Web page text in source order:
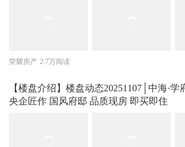
荣耀房产 2.7万阅读
【楼盘介绍】楼盘动态20251107│中海·学
央企匠作 国风府邸 品质现房 即买即住